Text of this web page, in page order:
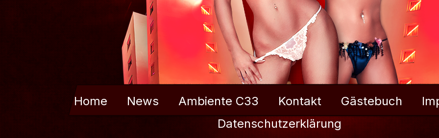
Home News Ambiente C33 Kontakt Gästebuch
Datenschutzerklärung